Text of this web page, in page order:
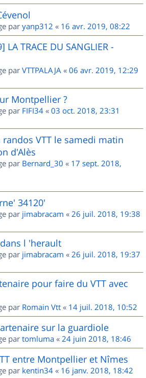
par yanp312 « 16 avr. 2019, 08:22
TRACE DU SANGLIER -
par VTTPALAJA « 06 avr. 2019, 12:29
Montpellier ?
par FIFI34 « 03 oct. 2018, 23:31
randos VTT le samedi matin
d'Alès
par Bernard_30 « 17 sept. 2018,
34120'
par jimabracam « 26 juil. 2018, 19:38
l 'herault
par jimabracam « 26 juil. 2018, 19:37
pour faire du VTT avec
par Romain Vtt « 14 juil. 2018, 10:52
sur la guardiole
par tomluma « 24 juin 2018, 18:46
entre Montpellier et Nîmes
par kentin34 « 16 janv. 2018, 18:42